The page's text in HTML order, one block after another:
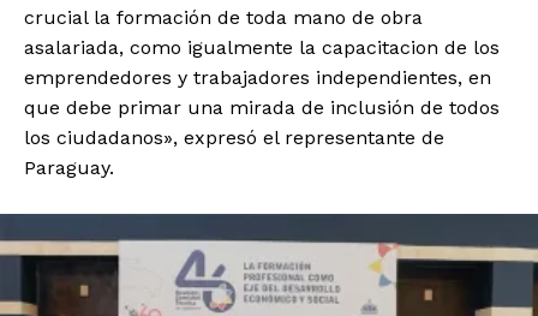
crucial la formación de toda mano de obra
asalariada, como igualmente la capacitacion de los
emprendedores y trabajadores independientes, en
que debe primar una mirada de inclusión de todos
los ciudadanos», expresó el representante de
Paraguay.